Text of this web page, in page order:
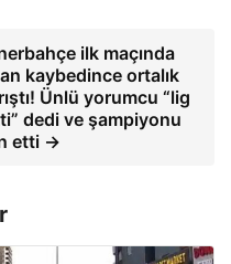
ilk maçında
kaybedince ortalık
Ünlü yorumcu “lig
dedi ve şampiyonu
etti →